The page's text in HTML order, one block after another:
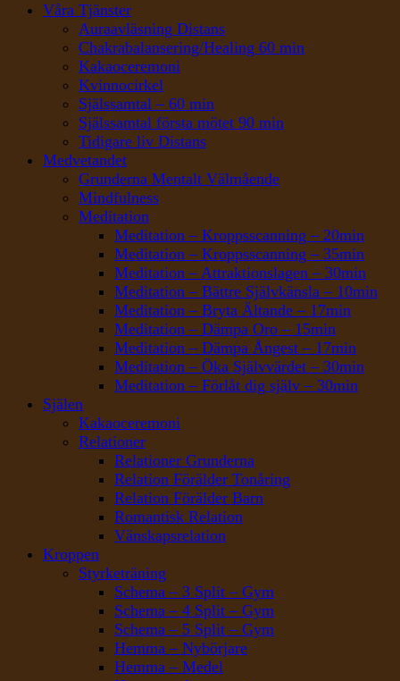
Våra Tjänster
Auraavläsning Distans
Chakrabalansering/Healing 60 min
Kakaoceremoni
Kvinnocirkel
Själssamtal – 60 min
Själssamtal första mötet 90 min
Tidigare liv Distans
Medvetandet
Grunderna Mentalt Välmående
Mindfulness
Meditation
Meditation – Kroppsscanning – 20min
Meditation – Kroppsscanning – 35min
Meditation – Attraktionslagen – 30min
Meditation – Bättre Självkänsla – 10min
Meditation – Bryta Ältande – 17min
Meditation – Dämpa Oro – 15min
Meditation – Dämpa Ångest – 17min
Meditation – Öka Självvärdet – 30min
Meditation – Förlåt dig själv – 30min
Själen
Kakaoceremoni
Relationer
Relationer Grunderna
Relation Förälder Tonåring
Relation Förälder Barn
Romantisk Relation
Vänskapsrelation
Kroppen
Styrketräning
Schema – 3 Split – Gym
Schema – 4 Split – Gym
Schema – 5 Split – Gym
Hemma – Nybörjare
Hemma – Medel